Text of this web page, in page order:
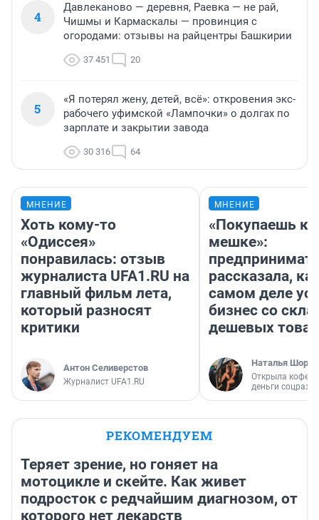
4
Давлеканово — деревня, Раевка — не рай,
Чишмы и Кармаскалы — провинция с
огородами: отзывы на райцентры Башкирии
37 451 20
5
«Я потерял жену, детей, всё»: откровения экс-
рабочего уфимской «Лампочки» о долгах по
зарплате и закрытии завода
30 316 64
МНЕНИЕ
Хоть кому-то
«Одиссея»
понравилась: отзыв
журналиста UFA1.RU на
главный фильм лета,
который разносят
критики
Антон Селиверстов
Журналист UFA1.RU
МНЕНИЕ
«Покупаешь
мешке»:
рассказала,
самом деле
бизнес со
дешевых
Наталья
Открыла
деньги
РЕКОМЕНДУЕМ
Теряет зрение, но гоняет на
мотоцикле и скейте. Как живет
подросток с редчайшим диагнозом, от
которого нет лекарств